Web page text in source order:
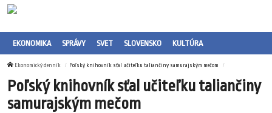
EKONOMIKA SPRÁVY SVET SLOVENSKO KULTÚRA
Ekonomický denník Poľský knihovník sťal učiteľku taliančiny samurajským mečom
Poľský knihovník sťal učiteľku taliančiny
samurajským mečom